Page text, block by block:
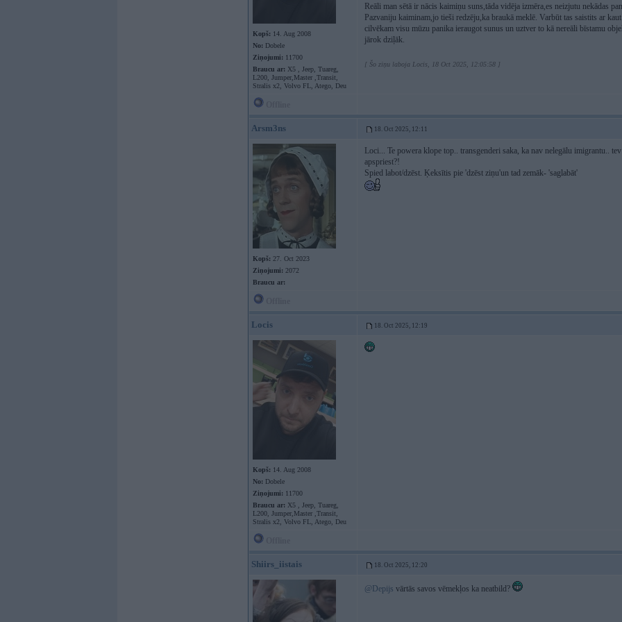
Kopš: 14. Aug 2008
No: Dobele
Ziņojumi: 11700
Braucu ar: X5 , Jeep, Tuareg,
L200, Jumper,Master ,Transit,
Stralis x2, Volvo FL, Atego, Deu
Reāli man sētā ir nācis kaimiņu suns,tāda vidēja izmēra,es neizjutu nekādas
Pazvaniju kaiminam,jo tieši redzēju,ka braukā meklē. Varbūt tas saistits ar
cilvēkam visu mūzu panika ieraugot sunus un uztver to kā nereāli bīstamu
jārok dziļāk.
[ Šo ziņu laboja Locis, 18 Oct 2025, 12:05:58 ]
Arsm3ns 18. Oct 2025, 12:11
Kopš: 27. Oct 2023
Ziņojumi: 2072
Braucu ar:
Loci... Te powera klope top.. transgenderi saka, ka nav nelegālu imigrantu..
apspriest?!
Spied labot/dzēst. Ķeksītis pie 'dzēst ziņu'un tad zemāk- 'saglabāt'
Locis 18. Oct 2025, 12:19
Kopš: 14. Aug 2008
No: Dobele
Ziņojumi: 11700
Braucu ar: X5 , Jeep, Tuareg,
L200, Jumper,Master ,Transit,
Stralis x2, Volvo FL, Atego, Deu
Shiirs_iistais 18. Oct 2025, 12:20
@Depijs vārtās savos vēmekļos ka neatbild?